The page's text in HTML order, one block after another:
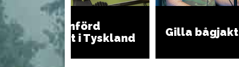
på återinförd
i Tyskland
Gilla bågjakt